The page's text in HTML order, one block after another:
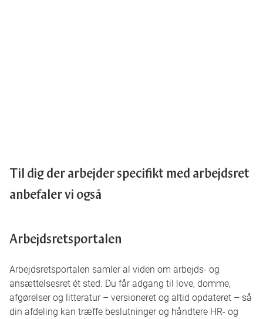
Til dig der arbejder specifikt med arbejdsret
anbefaler vi også
Arbejdsretsportalen
Arbejdsretsportalen samler al viden om arbejds- og
ansættelsesret ét sted. Du får adgang til love, domme,
afgørelser og litteratur – versioneret og altid opdateret – så
din afdeling kan træffe beslutninger og håndtere HR- og